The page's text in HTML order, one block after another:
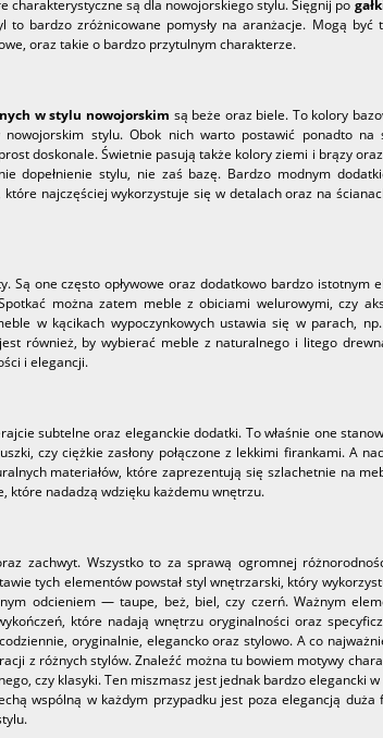
charakterystyczne są dla nowojorskiego stylu. Sięgnij po
bardzo zróżnicowane pomysły na aranżacje. Mogą być
oraz takie o bardzo przytulnym charakterze.
w stylu nowojorskim są beże oraz biele. To kolory
stylu. Obok nich warto postawić ponadto na
doskonale. Świetnie pasują także kolory ziemi i brązy
dopełnienie stylu, nie zaś bazę. Bardzo modnym
najczęściej wykorzystuje się w detalach oraz na
Są one często opływowe oraz dodatkowo bardzo istotnym
można zatem meble z obiciami welurowymi, czy
w kącikach wypoczynkowych ustawia się w parach,
również, by wybierać meble z naturalnego i litego
i elegancji.
subtelne oraz eleganckie dodatki. To właśnie one
czy ciężkie zasłony połączone z lekkimi firankami. A
materiałów, które zaprezentują się szlachetnie na
które nadadzą wdzięku każdemu wnętrzu.
zachwyt. Wszystko to za sprawą ogromnej
tych elementów powstał styl wnętrzarski, który
odcieniem — taupe, beż, biel, czy czerń. Ważnym
które nadają wnętrzu oryginalności oraz
oryginalnie, elegancko oraz stylowo. A co
z różnych stylów. Znaleźć można tu bowiem motywy
czy klasyki. Ten miszmasz jest jednak bardzo elegancki
wspólną w każdym przypadku jest poza elegancją duża